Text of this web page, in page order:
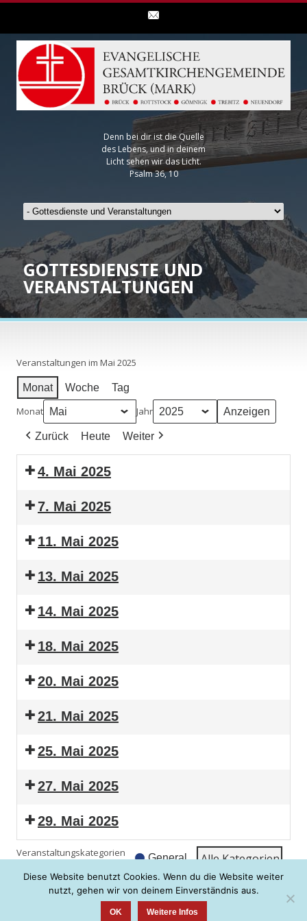
Denn bei dir ist die Quelle
des Lebens, und in deinem
Licht sehen wir das Licht.
Psalm 36, 10
GOTTESDIENSTE UND
VERANSTALTUNGEN
Veranstaltungen im Mai 2025
Monat Woche Tag
Monat Jahr
Zurück Heute Weiter
4. Mai 2025
7. Mai 2025
11. Mai 2025
13. Mai 2025
14. Mai 2025
18. Mai 2025
20. Mai 2025
21. Mai 2025
25. Mai 2025
27. Mai 2025
29. Mai 2025
Veranstaltungskategorien General
Alle Kate­go­rien
Ansicht aus­dru­cken
Diese Website benutzt Cookies. Wenn du die Website weiter
nutzt, gehen wir von deinem Einverständnis aus.
OK Weitere Infos